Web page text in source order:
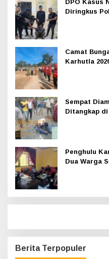
DPO Kasus
Diringkus
Camat
Karhutla
Sempat
Ditangkap
Penghulu
Dua Warga
Berita Terpopuler